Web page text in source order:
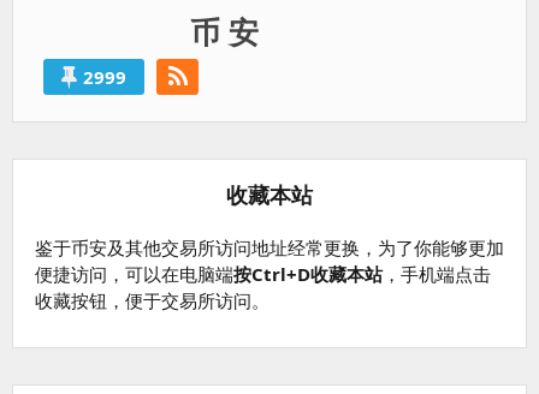
币 安
2999
收藏本站
鉴于币安及其他交易所访问地址经常更换，为了你能够更加
便捷访问，可以在电脑端按Ctrl+D收藏本站，手机端点击
收藏按钮，便于交易所访问。